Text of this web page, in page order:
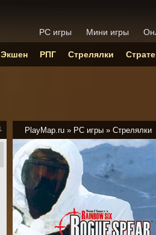
PlayMap.ru » PC игры » Стрелялки
PC игры Мини игры
Экшен РПГ Стрелялки